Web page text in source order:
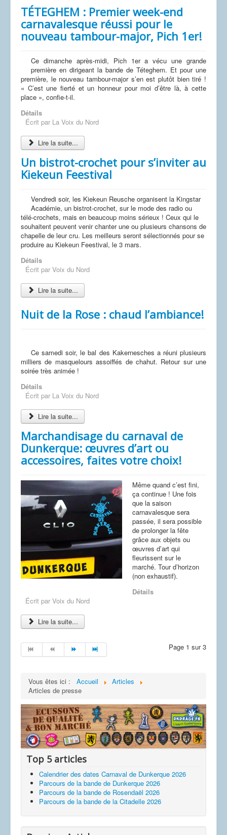
TÉTEGHEM : Premier week-end
carnavalesque réussi pour le
nouveau tambour-major, Pich 1er!
Ce dimanche après-midi, Pich 1er a vécu une grande
première en dirigeant la bande de Téteghem. Et pour une
première, le nouveau tambour-major s’en est plutôt bien tiré !
« C’est une fierté et un honneur pour moi d’être là, à cette
place », confie-t-il.
Détails
Écrit par La Voix du Nord
Lire la suite...
Un bistrot-crochet pour s’inviter au
Kiekeun Feestival
Vendredi soir, les Kiekeun Reusche organisent la Kingstar
Académie, un bistrot-crochet, sur le mode des radio ou
télé-crochets, mais en beaucoup moins sérieux ! Ceux qui le
souhaitent peuvent venir chanter une ou plusieurs chansons de
chapelle de leur cru. Les meilleurs seront sélectionnés pour se
produire au Kiekeun Feestival, le 3 mars.
Détails
Écrit par Voix du Nord
Lire la suite...
Nuit de la Rose : chaud l’ambiance!
Ce samedi soir, le bal des Kakernesches a réuni plusieurs
milliers de masquelours assoiffés de chahut. Retour sur une
soirée très animée !
Détails
Écrit par La Voix du Nord
Lire la suite...
Marchandisage du carnaval de
Dunkerque: œuvres d’art ou
accessoires, faites votre choix!
Même quand c’est fini,
ça continue ! Une fois
que la saison
carnavalesque sera
passée, il sera possible
de prolonger la fête
grâce aux objets ou
œuvres d’art qui
fleurissent sur le
marché. Tour d’horizon
(non exhaustif).
Détails
Écrit par Voix du Nord
Lire la suite...
Page 1 sur 3
Vous êtes ici : Accueil
Articles
Articles de presse
Top 5 articles
Calendrier des dates Carnaval de Dunkerque 2026
Parcours de la bande de Dunkerque 2026
Parcours de la bande de Rosendaël 2026
Parcours de la bande de la Citadelle 2026